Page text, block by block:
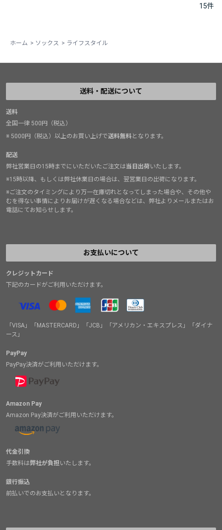
15件
ホーム > ソックス > ライフスタイル
送料・配送について
送料
全国一律 500円（税込）
※ 5000円（税込）以上のお買い上げで送料無料となります。
配送
弊社営業日の15時までにいただいたご注文は当日出荷いたします。
※15時以降、もしくは弊社休業日の場合は、翌営業日の出荷になります。
※ご注文のタイミングにより万一在庫切れとなってしまった場合や、その他や
むを得ない事情によりお届けが遅くなる場合などは、弊社よりメールまたはお
電話にてお知らせします。
お支払いについて
クレジットカード
下記のカードがご利用いただけます。
「VISA」「MASTERCARD」「JCB」「アメリカン・エキスプレス」「ダイナ
ース」
PayPay
PayPay決済がご利用いただけます。
Amazon Pay
Amazon Pay決済がご利用いただけます。
代金引換
手数料は弊社が負担いたします。
銀行振込
前払いでのお支払いとなります。